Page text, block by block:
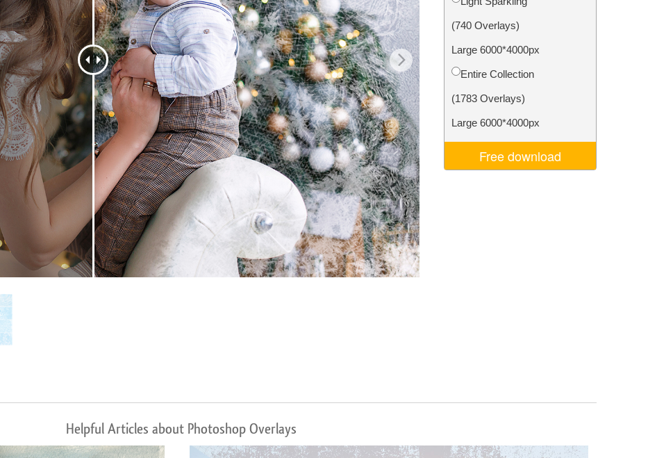
Produktfotoredigering Fotoredigering av smycken AI-träningsdata Video Editing Services
(740 Overlays)
Large 6000*4000px
Entire Collection
(1783 Overlays)
Large 6000*4000px
Free download
Helpful Articles about Photoshop Overlays